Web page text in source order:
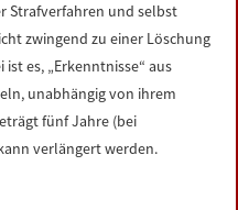
Strafverfahren und selbst
zwingend zu einer Löschung
es, „Erkenntnisse“ aus
unabhängig von ihrem
fünf Jahre (bei
verlängert werden.